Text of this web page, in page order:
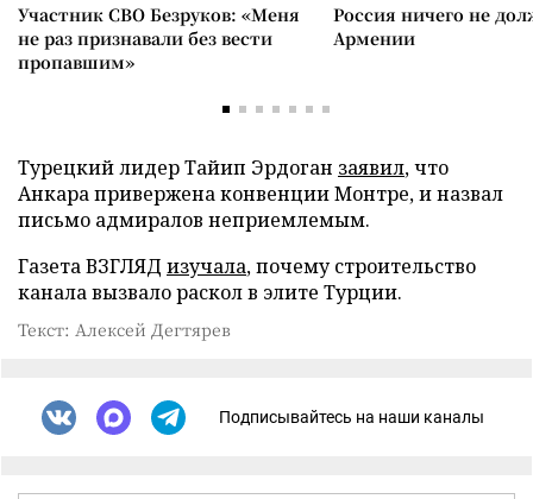
Участник СВО Безруков: «Меня
не раз признавали без вести
пропавшим»
Россия ничего не
Армении
Турецкий лидер Тайип Эрдоган заявил, что
Анкара привержена конвенции Монтре, и назвал
письмо адмиралов неприемлемым.
Газета ВЗГЛЯД изучала, почему строительство
канала вызвало раскол в элите Турции.
Текст: Алексей Дегтярев
Подписывайтесь на наши каналы